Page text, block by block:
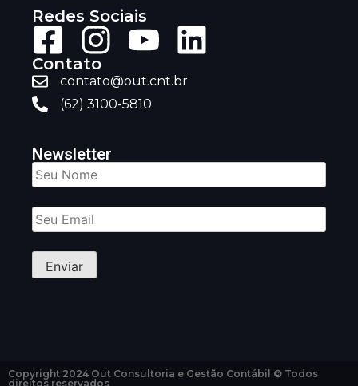
Redes Sociais
Contato
contato@out.cnt.br
(62) 3100-5810
Newsletter
Copyright 2024 Out Consultoria e Gestão Contábil © Todos
direitos reservados